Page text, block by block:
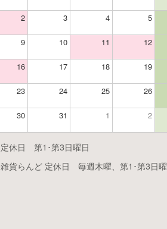
2 3 4 5
9 10 11 12
16 17 18 19
23 24 25 26
30 31 1 2
定休日 第1･第3日曜日
雑貨らんど 定休日 毎週木曜、第1･第3日曜